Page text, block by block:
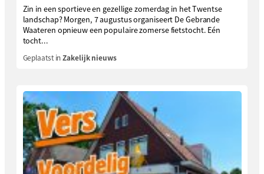
Zin in een sportieve en gezellige zomerdag in het Twentse
landschap? Morgen, 7 augustus organiseert De Gebrande
Waateren opnieuw een populaire zomerse fietstocht. Eén
tocht...
Geplaatst inZakelijk nieuws